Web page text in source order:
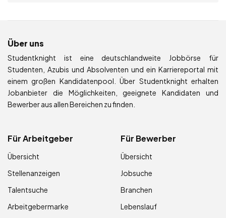
Über uns
Studentknight ist eine deutschlandweite Jobbörse für
Studenten, Azubis und Absolventen und ein Karriereportal mit
einem großen Kandidatenpool. Über Studentknight erhalten
Jobanbieter die Möglichkeiten, geeignete Kandidaten und
Bewerber aus allen Bereichen zu finden.
Für Arbeitgeber
Übersicht
Stellenanzeigen
Talentsuche
Arbeitgebermarke
Für Bewerber
Übersicht
Jobsuche
Branchen
Lebenslauf